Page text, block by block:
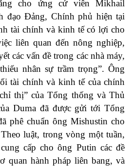
cho ứng cử viên Mikhail
đạo Đảng, Chính phủ hiện tại
tài chính và kinh tế có lợi cho
liên quan đến nông nghiệp,
các vấn đề trong các nhà máy,
nhân sự trầm trọng”. Ông
tài chính và kinh tế của chính
thị” của Tổng thống và Thủ
Duma đã được gửi tới Tổng
phê chuẩn ông Mishustin cho
luật, trong vòng một tuần,
cấp cho ông Putin các đề
quan hành pháp liên bang, và